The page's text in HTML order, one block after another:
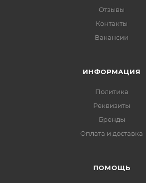
Отзывы
Контакты
Вакансии
ИНФОРМАЦИЯ
Политика
Реквизиты
Бренды
Оплата и доставка
ПОМОЩЬ